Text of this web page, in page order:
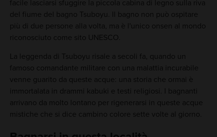
facile lasciarsi sfuggire la piccola cabina di legno sulla riva
del fiume del bagno Tsuboyu. Il bagno non può ospitare
più di due persone alla volta, ma è l'unico onsen al mondo
riconosciuto come sito UNESCO.
La leggenda di Tsuboyu risale a secoli fa, quando un
famoso comandante militare con una malattia incurabile
venne guarito da queste acque: una storia che ormai è
immortalata in drammi kabuki e testi religiosi. I bagnanti
arrivano da molto lontano per rigenerarsi in queste acque
mistiche che si dice cambino colore sette volte al giorno.